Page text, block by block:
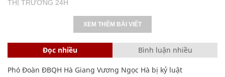
THỊ TRƯỜNG 24H
XEM THÊM BÀI VIẾT
Đọc nhiều Bình luận nhiều
Phó Đoàn ĐBQH Hà Giang Vương Ngọc Hà bị kỷ luật